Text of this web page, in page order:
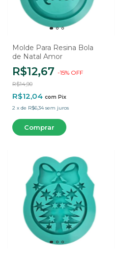
Molde Para Resina Bola
de Natal Amor
R$12,67 -15% OFF
R$14,90
R$12,04 com Pix
2 x de R$6,34 sem juros